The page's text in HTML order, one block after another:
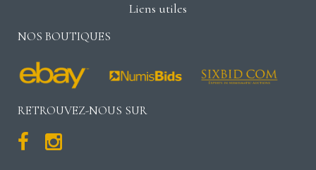
Liens utiles
NOS BOUTIQUES
RETROUVEZ-NOUS SUR